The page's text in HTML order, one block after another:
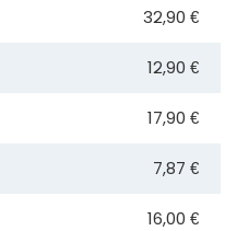
32,90 €
12,90 €
17,90 €
7,87 €
16,00 €